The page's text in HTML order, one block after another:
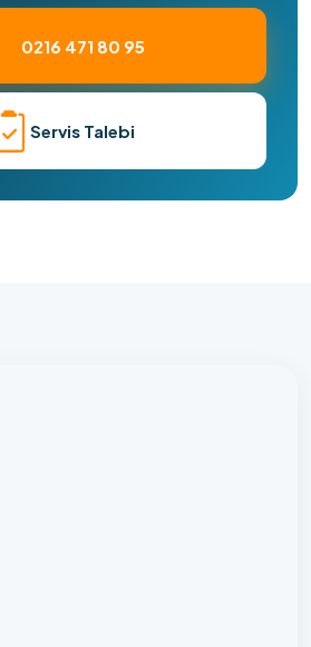
0216 471 80 95
Servis Talebi